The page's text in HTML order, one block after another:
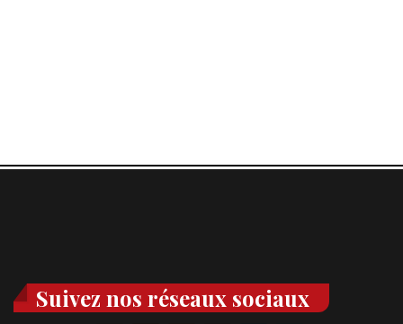
Suivez nos réseaux sociaux